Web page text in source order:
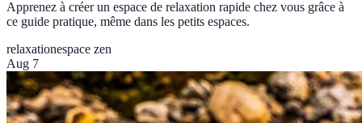
Apprenez à créer un espace de relaxation rapide chez vous grâce à
ce guide pratique, même dans les petits espaces.
relaxationespace zen
Aug 7